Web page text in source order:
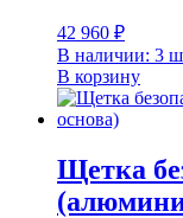
42 960 ₽
В наличии: 3
В корзину
Щетка